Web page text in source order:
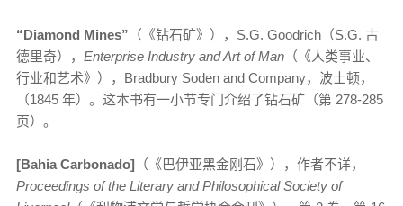
“Diamond Mines” （《钻石矿》），S.G. Goodrich（S.G. 古
德里奇）， Enterprise Industry and Art of Man （《人类事业、
行业和艺术》），Bradbury Soden and Company，波士顿，
（1845 年）。这本书有一小节专门介绍了钻石矿（第 278-285
页）。
[Bahia Carbonado] （《巴伊亚黑金刚石》），作者不详，
Proceedings of the Literary and Philosophical Society of